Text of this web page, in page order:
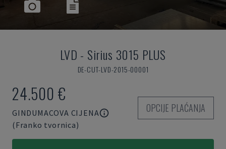
LVD - Sirius 3015 PLUS
DE-CUT-LVD-2015-00001
24.500 €
GINDUMACOVA CIJENA
(Franko tvornica)
OPCIJE PLAĆANJA